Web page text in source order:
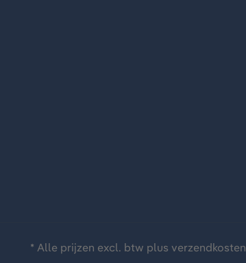
* Alle prijzen excl. btw plus verzendkosten